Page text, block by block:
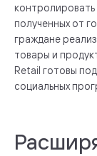
контролировать
полученных от
граждане
товары и
Retail готовы
социальных